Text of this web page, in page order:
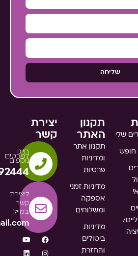
שליחה
שלי
חופש
תקנון
האתר
תקנון אתר
ומדיניות
פרטיות
מדיניות זמני
אספקה
ומשלוחים
מדיניות
ביטולים
והחזרת
יצירת
קשר
חייגו
לפרטים
נוספים
ליצירת
קשר
במייל